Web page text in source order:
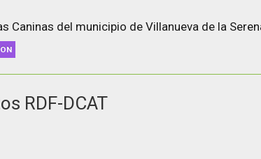
Caninas del municipio de Villanueva de la
RDF-DCAT